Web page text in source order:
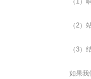
（2）站
（3）结
如果我